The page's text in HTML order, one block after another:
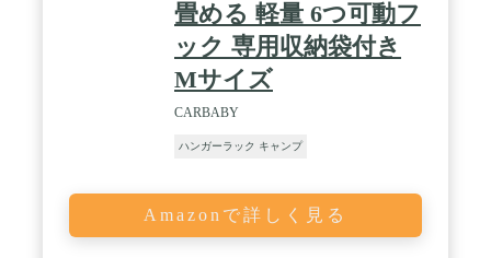
本体のみです。フックやロープ・ペグ等は付属いた
しません。 / [こんな商品をお探しの方に] アウトド
ア アウトドア用品 キャンプ キャンプ用品 キャンプ
道具 Fieldoor フィールドア かんたん 初心者 ビギナ
リー レジャー 山 海 ビーチ 公園 フェス 屋外イベン
ト バーベキュー BBQ 運動会 クラブ活動 部活動 お
ド テント設営 収納 テント小物 テーブルウェア 食
器 アクセサリー おしゃれ シンプル インテリア ス
タンド スリム 省スペース バー
畳める 軽量 6つ可動フ
ック 専用収納袋付き
Mサイズ
CARBABY
ハンガーラック キャンプ
Amazonで詳しく見る